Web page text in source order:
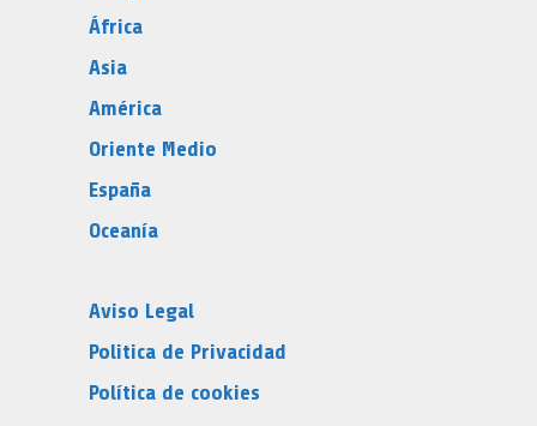
África
Asia
América
Oriente Medio
España
Oceanía
Aviso Legal
Politica de Privacidad
Política de cookies